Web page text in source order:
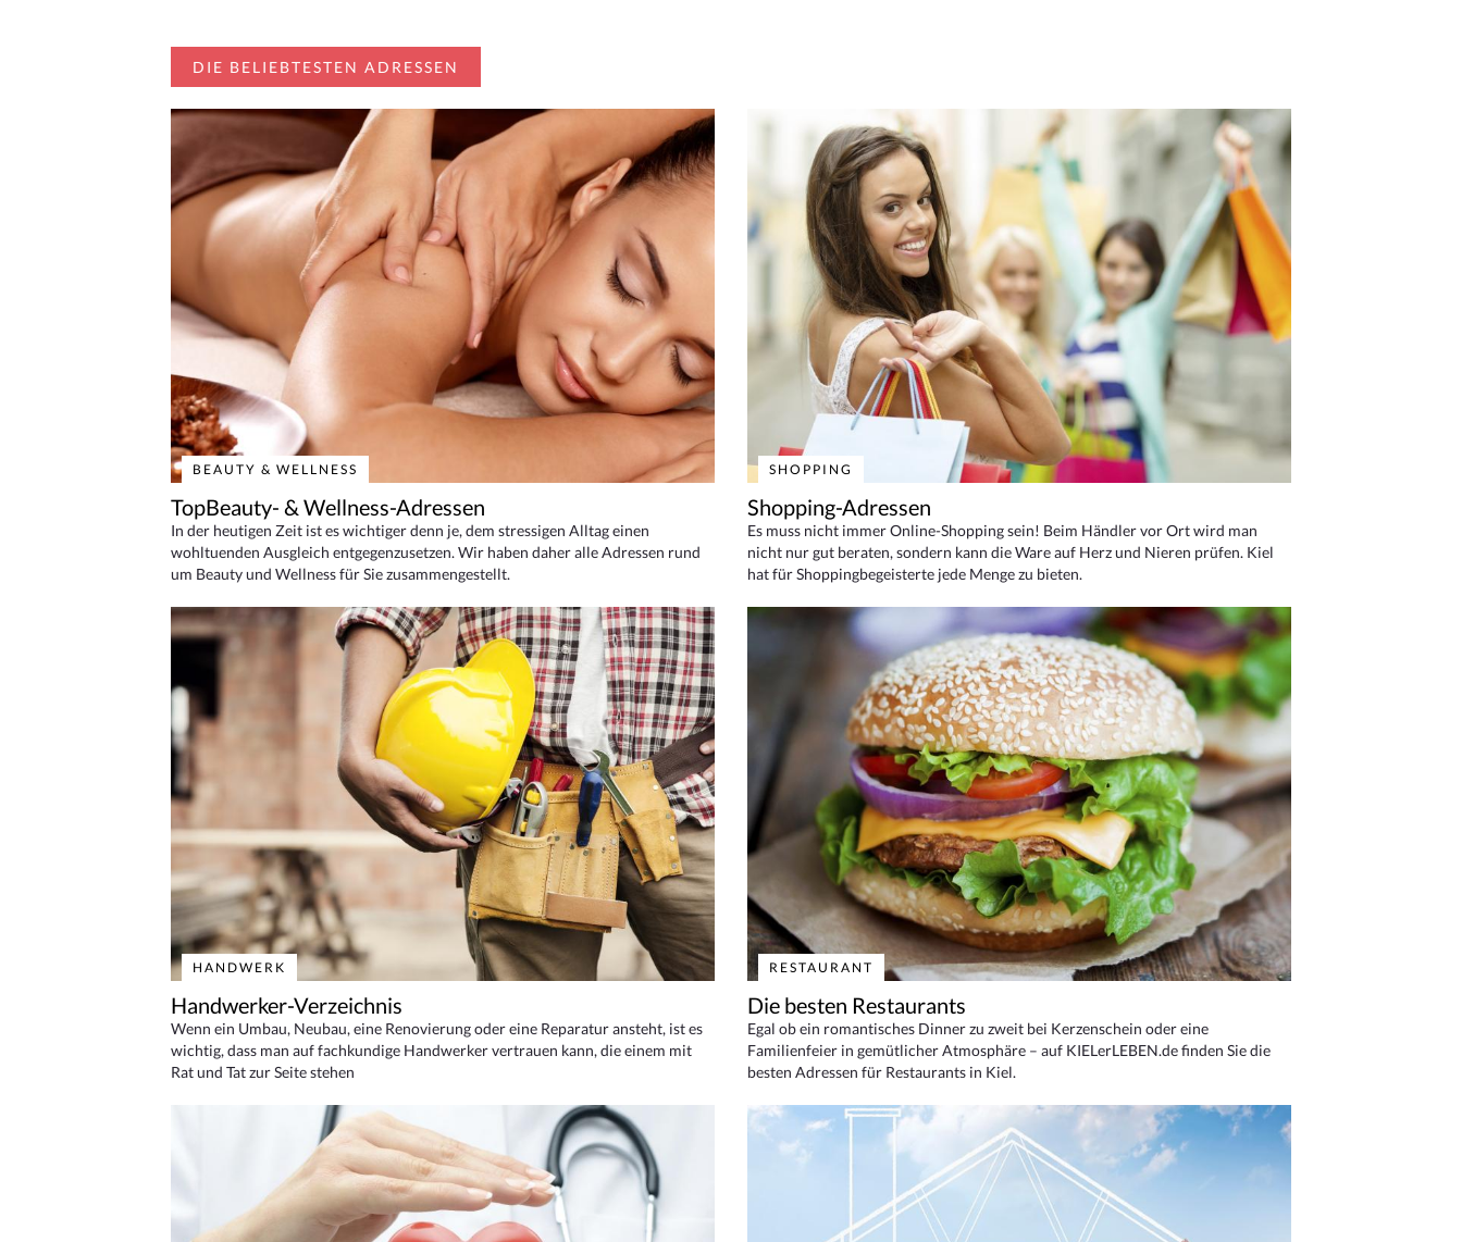
DIE BELIEBTESTEN ADRESSEN
BEAUTY & WELLNESS
TopBeauty- & Wellness-Adressen
In der heutigen Zeit ist es wichtiger denn je, dem stressigen Alltag einen
wohltuenden Ausgleich entgegenzusetzen. Wir haben daher alle Adressen rund
um Beauty und Wellness für Sie zusammengestellt.
SHOPPING
Shopping-Adressen
Es muss nicht immer Online-Shopping sein! Beim Händler vor Ort wird man
nicht nur gut beraten, sondern kann die Ware auf Herz und Nieren prüfen. Kiel
hat für Shoppingbegeisterte jede Menge zu bieten.
HANDWERK
Handwerker-Verzeichnis
Wenn ein Umbau, Neubau, eine Renovierung oder eine Reparatur ansteht, ist es
wichtig, dass man auf fachkundige Handwerker vertrauen kann, die einem mit
Rat und Tat zur Seite stehen
RESTAURANT
Die besten Restaurants
Egal ob ein romantisches Dinner zu zweit bei Kerzenschein oder eine
Familienfeier in gemütlicher Atmosphäre – auf KIELerLEBEN.de finden Sie die
besten Adressen für Restaurants in Kiel.